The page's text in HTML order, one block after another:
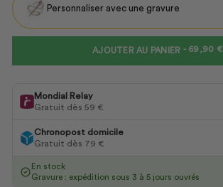
Personnaliser avec une gravure
AJOUTER AU PANIER - PRIX
69,90 €
Mondial Relay
Gratuit dès 59 €
Chronopost domicile
Gratuit dès 79 €
En stock
Gravure : expédition sous 3 à 5 jours ouvrés